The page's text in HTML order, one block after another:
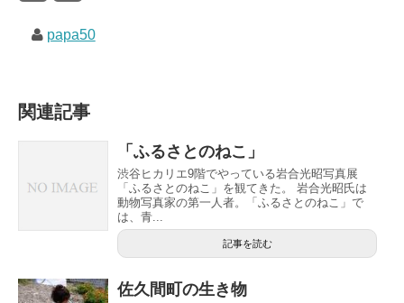
papa50
関連記事
「ふるさとのねこ」
渋谷ヒカリエ9階でやっている岩合光昭写真展
「ふるさとのねこ」を観てきた。 岩合光昭氏は
動物写真家の第一人者。「ふるさとのねこ」で
は、青...
記事を読む
佐久間町の生き物